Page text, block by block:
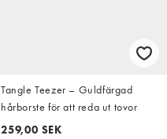
Tangle Teezer – Guldfärgad
hårborste för att reda ut tovor
259,00 SEK